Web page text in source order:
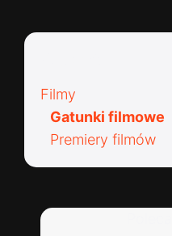
Filmy
Gatunki filmowe
Premiery filmów